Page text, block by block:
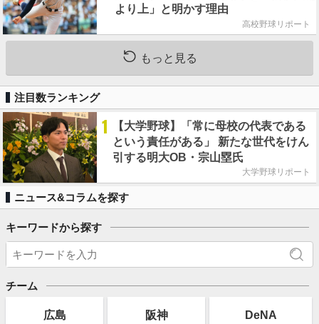
より上」と明かす理由
高校野球リポート
もっと見る
注目数ランキング
1
【大学野球】「常に母校の代表である
という責任がある」 新たな世代をけん
引する明大OB・宗山塁氏
大学野球リポート
ニュース&コラムを探す
キーワードから探す
チーム
広島 阪神 DeNA